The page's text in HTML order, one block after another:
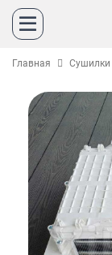
Главная Сушилки